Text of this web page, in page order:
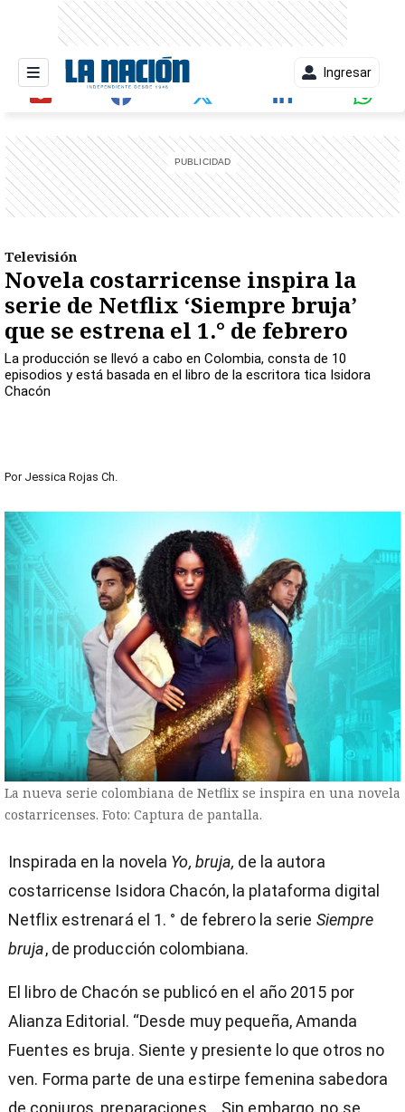
Ingresar
Televisión
Novela costarricense inspira la
serie de Netflix ‘Siempre bruja’
que se estrena el 1.° de febrero
La producción se llevó a cabo en Colombia, consta de 10
episodios y está basada en el libro de la escritora tica Isidora
Chacón
Por Jessica Rojas Ch.
La nueva serie colombiana de Netflix se inspira en una novela
costarricenses. Foto: Captura de pantalla.
Inspirada en la novela Yo, bruja, de la autora
costarricense Isidora Chacón, la plataforma digital
Netflix estrenará el 1. ° de febrero la serie Siempre
bruja, de producción colombiana.
El libro de Chacón se publicó en el año 2015 por
Alianza Editorial. “Desde muy pequeña, Amanda
Fuentes es bruja. Siente y presiente lo que otros no
ven. Forma parte de una estirpe femenina sabedora
de conjuros, preparaciones... Sin embargo, no se